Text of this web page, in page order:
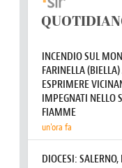
Spin Time,
nei palazzi
identifica
SIGNIS
servizio del
08.08.2026
Argentina,
"La visita
pace e